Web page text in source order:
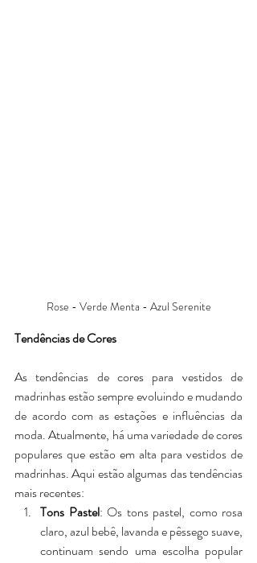
Rose - Verde Menta - Azul Serenite
Tendências de Cores
As tendências de cores para vestidos de
madrinhas estão sempre evoluindo e mudando
de acordo com as estações e influências da
moda. Atualmente, há uma variedade de cores
populares que estão em alta para vestidos de
madrinhas. Aqui estão algumas das tendências
mais recentes:
Tons Pastel: Os tons pastel, como rosa
claro, azul bebê, lavanda e pêssego suave,
continuam sendo uma escolha popular